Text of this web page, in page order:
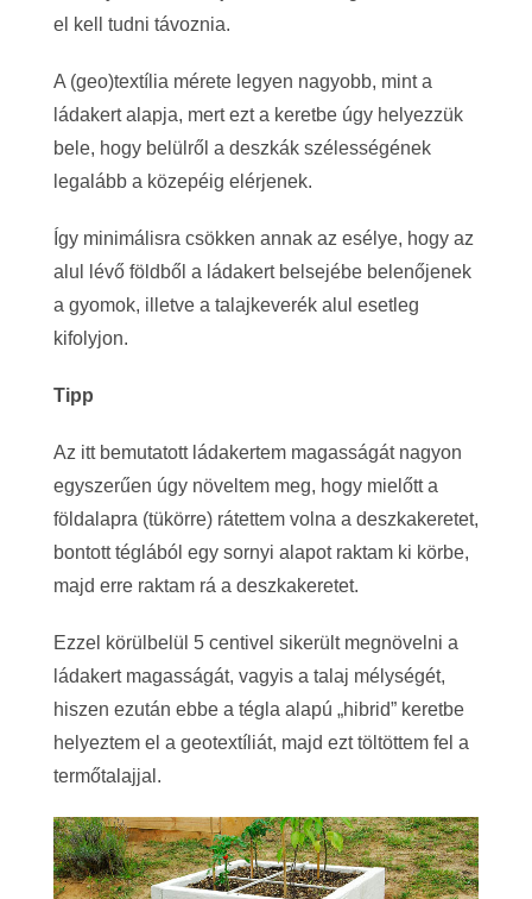
el kell tudni távoznia.
A (geo)textília mérete legyen nagyobb, mint a
ládakert alapja, mert ezt a keretbe úgy helyezzük
bele, hogy belülről a deszkák szélességének
legalább a közepéig elérjenek.
Így minimálisra csökken annak az esélye, hogy az
alul lévő földből a ládakert belsejébe belenőjenek
a gyomok, illetve a talajkeverék alul esetleg
kifolyjon.
Tipp
Az itt bemutatott ládakertem magasságát nagyon
egyszerűen úgy növeltem meg, hogy mielőtt a
földalapra (tükörre) rátettem volna a deszkakeretet,
bontott téglából egy sornyi alapot raktam ki körbe,
majd erre raktam rá a deszkakeretet.
Ezzel körülbelül 5 centivel sikerült megnövelni a
ládakert magasságát, vagyis a talaj mélységét,
hiszen ezután ebbe a tégla alapú „hibrid” keretbe
helyeztem el a geotextíliát, majd ezt töltöttem fel a
termőtalajjal.